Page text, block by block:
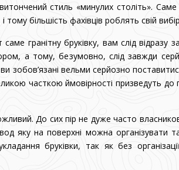
стиль «минулих століть». Саме
більшість фахівців роблять свій
гранітну бруківку, вам слід відразу
а тому, безумовно, слід завжди
вельми серйозно
часткою ймовірності призведуть
До сих пір не дуже часто
яку на поверхні можна організувати
бруківки, так як без